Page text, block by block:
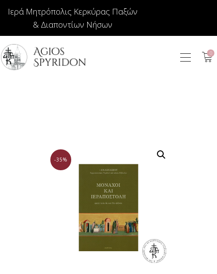
Ιερά Μητρόπολις Κερκύρας Παξών
& Διαποντίων Νήσων
0
ΚΕΡΙΑ
ΕΙΔΗ ΔΩΡΩΝ –
-35%